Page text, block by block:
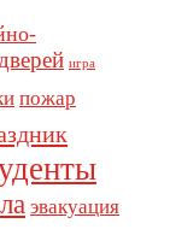
игра
пожар
эвакуация